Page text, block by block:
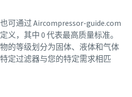
可通过 Aircompressor-guide.com
义，其中 0 代表最高质量标准。
的等级划分为固体、液体和气体
定过滤器与您的特定需求相匹